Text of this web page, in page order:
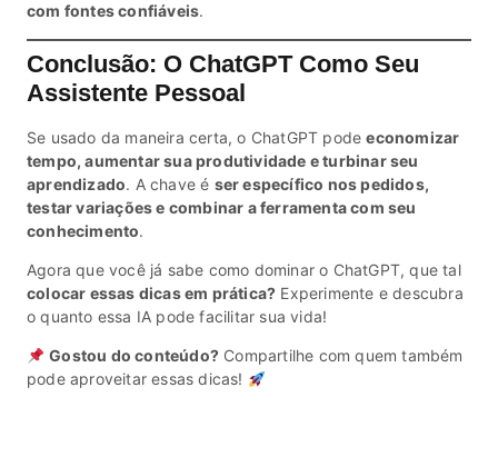
com fontes confiáveis.
Conclusão: O ChatGPT Como Seu
Assistente Pessoal
Se usado da maneira certa, o ChatGPT podeeconomizar
tempo, aumentar sua produtividade e turbinar seu
aprendizado. A chave é ser específico nos pedidos,
testar variações e combinar a ferramenta com seu
conhecimento.
Agora que você já sabe como dominar o ChatGPT, que tal
colocar essas dicas em prática? Experimente e descubra
o quanto essa IA pode facilitar sua vida!
Gostou do conteúdo?Compartilhe com quem também
pode aproveitar essas dicas!